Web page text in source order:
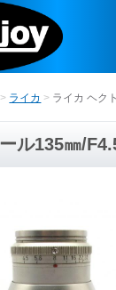
ライカ ライカ ヘク
ル135㎜/